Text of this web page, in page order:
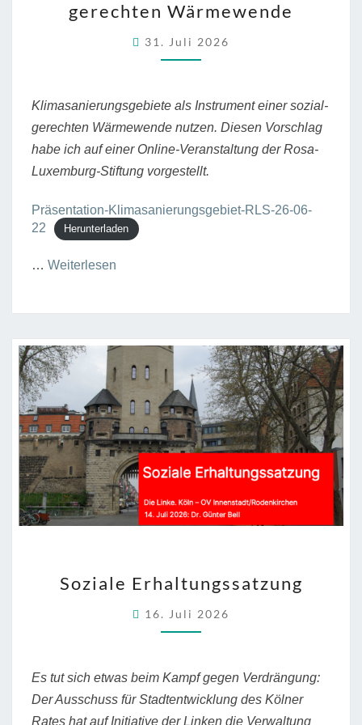
EINER
GERECHTEN
WÄRMEWENDE
gerechten Wärmewende
31. Juli 2026
Klimasanierungsgebiete als Instrument einer sozial-
gerechten Wärmewende nutzen. Diesen Vorschlag
habe ich auf einer Online-Veranstaltung der Rosa-
Luxemburg-Stiftung vorgestellt.
Präsentation-Klimasanierungsgebiet-RLS-26-06-
22
Herunterladen
… Weiterlesen
einer
gerechten
Wärmewende”
ERHALTUNGSSATZUNG
Soziale Erhaltungssatzung
16. Juli 2026
Es tut sich etwas beim Kampf gegen Verdrängung:
Der Ausschuss für Stadtentwicklung des Kölner
Rates hat auf Initiative der Linken die Verwaltung